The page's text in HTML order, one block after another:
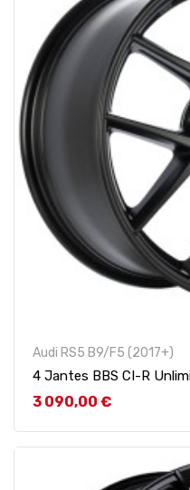
Audi RS5 B9/F5 (2017+)
4 Jantes BBS CI-R
Prix
3 090,00 €